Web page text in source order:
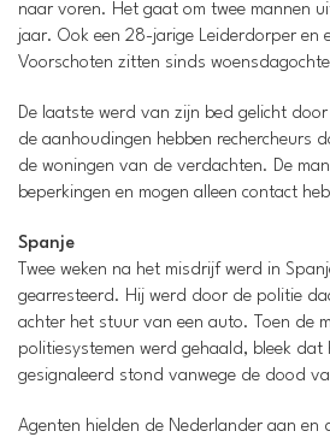
naar voren. Het gaat om twee mannen
jaar. Ook een 28-jarige Leiderdorper en
Voorschoten zitten sinds
De laatste werd van zijn bed gelicht
de aanhoudingen hebben rechercheurs
de woningen van de verdachten. De
beperkingen en mogen alleen contact
Spanje
Twee weken na het misdrijf werd in
gearresteerd. Hij werd door de politie
achter het stuur van een auto. Toen de
politiesystemen werd gehaald, bleek dat
gesignaleerd stond vanwege de dood
Agenten hielden de Nederlander aan en